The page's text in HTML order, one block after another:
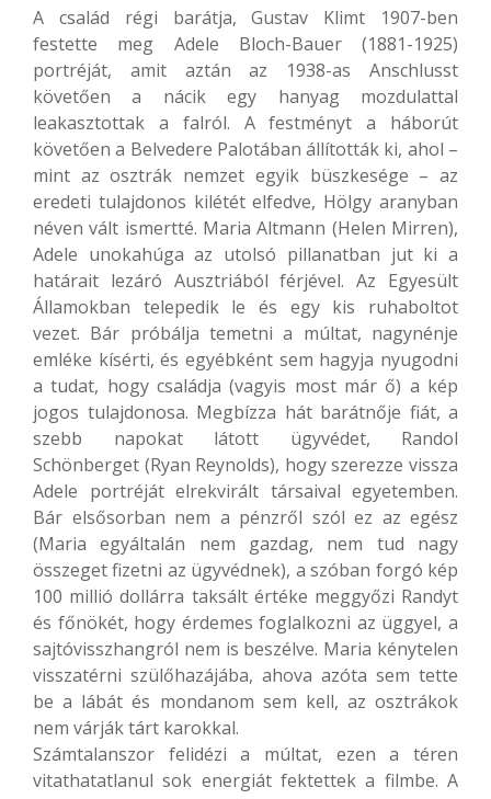
A család régi barátja, Gustav Klimt 1907-ben
festette meg Adele Bloch-Bauer (1881-1925)
portréját, amit aztán az 1938-as Anschlusst
követően a nácik egy hanyag mozdulattal
leakasztottak a falról. A festményt a háborút
követően a Belvedere Palotában állították ki, ahol –
mint az osztrák nemzet egyik büszkesége – az
eredeti tulajdonos kilétét elfedve, Hölgy aranyban
néven vált ismertté. Maria Altmann (Helen Mirren),
Adele unokahúga az utolsó pillanatban jut ki a
határait lezáró Ausztriából férjével. Az Egyesült
Államokban telepedik le és egy kis ruhaboltot
vezet. Bár próbálja temetni a múltat, nagynénje
emléke kísérti, és egyébként sem hagyja nyugodni
a tudat, hogy családja (vagyis most már ő) a kép
jogos tulajdonosa. Megbízza hát barátnője fiát, a
szebb napokat látott ügyvédet, Randol
Schönberget (Ryan Reynolds), hogy szerezze vissza
Adele portréját elrekvirált társaival egyetemben.
Bár elsősorban nem a pénzről szól ez az egész
(Maria egyáltalán nem gazdag, nem tud nagy
összeget fizetni az ügyvédnek), a szóban forgó kép
100 millió dollárra taksált értéke meggyőzi Randyt
és főnökét, hogy érdemes foglalkozni az üggyel, a
sajtóvisszhangról nem is beszélve. Maria kénytelen
visszatérni szülőhazájába, ahova azóta sem tette
be a lábát és mondanom sem kell, az osztrákok
nem várják tárt karokkal.
Számtalanszor felidézi a múltat, ezen a téren
vitathatatlanul sok energiát fektettek a filmbe. A